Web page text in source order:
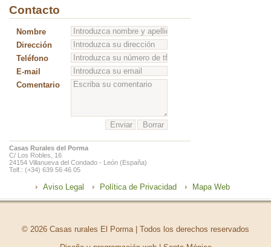
Contacto
Nombre
Dirección
Teléfono
E-mail
Comentario
Casas Rurales del Porma
C/ Los Robles, 16
24154 Villanueva del Condado - León (España)
Telf.: (+34) 639 56 46 05
Aviso Legal Política de Privacidad Mapa Web
© 2026 Casas rurales El Porma | Todos los derechos reservados